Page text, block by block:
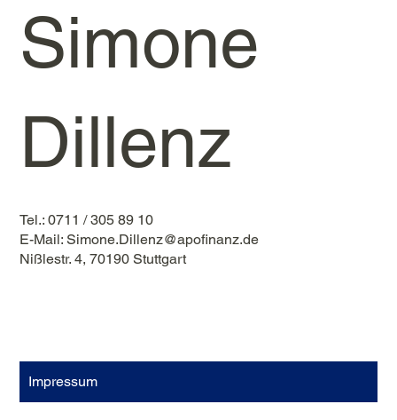
Simone
Dillenz
Tel.: 0711 / 305 89 10
E-Mail:Simone.Dillenz@apofinanz.de
Nißlestr. 4, 70190 Stuttgart
Impressum